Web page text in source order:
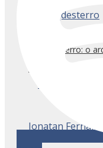
@arqdesterro: o